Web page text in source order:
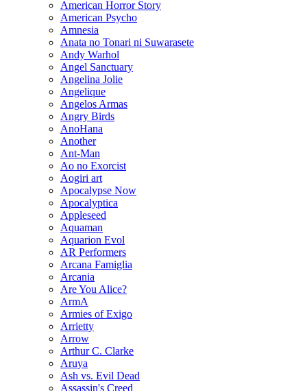
American Horror Story
American Psycho
Amnesia
Anata no Tonari ni Suwarasete
Andy Warhol
Angel Sanctuary
Angelina Jolie
Angelique
Angelos Armas
Angry Birds
AnoHana
Another
Ant-Man
Ao no Exorcist
Aogiri art
Apocalypse Now
Apocalyptica
Appleseed
Aquaman
Aquarion Evol
AR Performers
Arcana Famiglia
Arcania
Are You Alice?
ArmA
Armies of Exigo
Arrietty
Arrow
Arthur C. Clarke
Aruya
Ash vs. Evil Dead
Assassin's Creed